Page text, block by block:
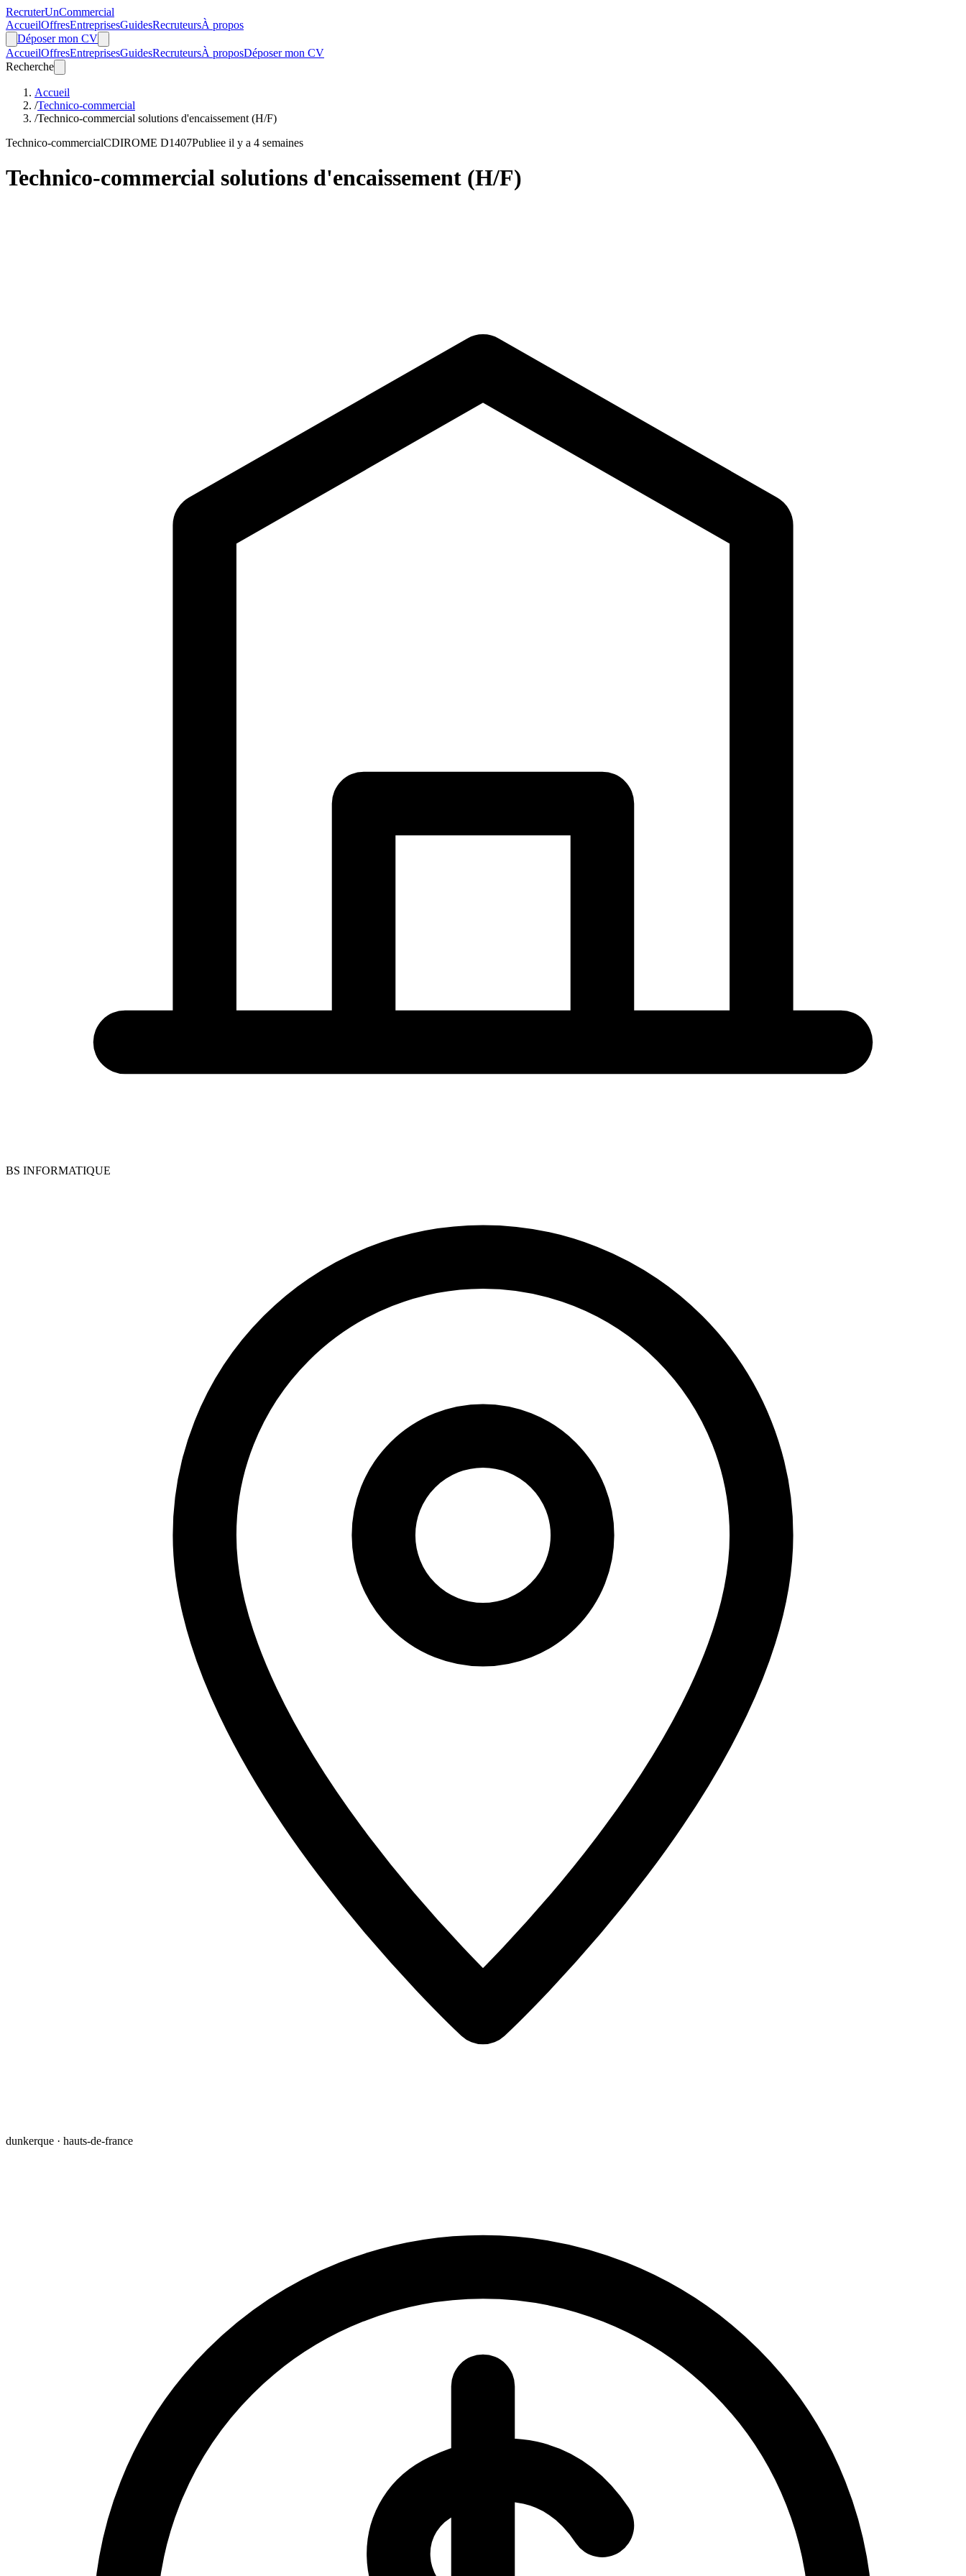
RecruterUnCommercial
AccueilOffresEntreprisesGuidesRecruteursÀ propos
Déposer mon CV
AccueilOffresEntreprisesGuidesRecruteursÀ proposDéposer mon CV
Recherche
Accueil
/Technico-commercial
/Technico-commercial solutions d'encaissement (H/F)
Technico-commercialCDIROME D1407Publiee il y a 4 semaines
Technico-commercial solutions d'encaissement (H/F)
BS INFORMATIQUE
dunkerque · hauts-de-france